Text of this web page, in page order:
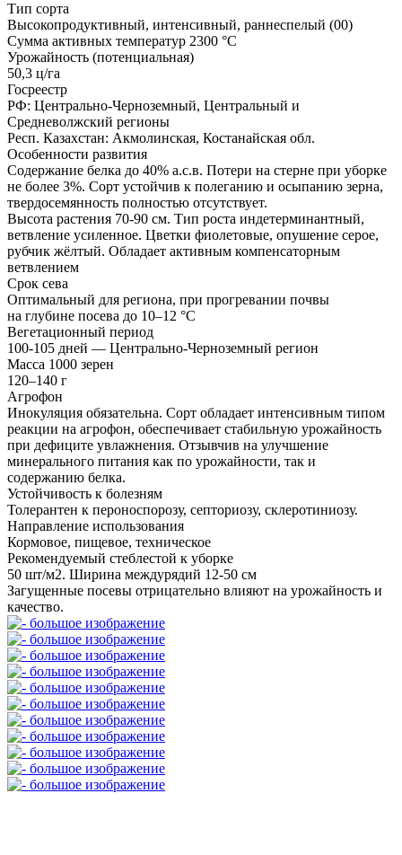
Тип сорта
Высокопродуктивный, интенсивный, раннеспелый (00)
Сумма активных температур 2300 °C
Урожайность (потенциальная)
50,3 ц/га
Госреестр
РФ: Центрально-Черноземный, Центральный и
Средневолжский регионы
Респ. Казахстан: Акмолинская, Костанайская обл.
Особенности развития
Содержание белка до 40% а.с.в. Потери на стерне при уборке
не более 3%. Сорт устойчив к полеганию и осыпанию зерна,
твердосемянность полностью отсутствует.
Высота растения 70‑90 см. Тип роста индетерминантный,
ветвление усиленное. Цветки фиолетовые, опушение серое,
рубчик жёлтый. Обладает активным компенсаторным
ветвлением
Срок сева
Оптимальный для региона, при прогревании почвы
на глубине посева до 10–12 °С
Вегетационный период
100-105 дней — Центрально-Черноземный регион
Масса 1000 зерен
120–140 г
Агрофон
Инокуляция обязательна. Сорт обладает интенсивным типом
реакции на агрофон, обеспечивает стабильную урожайность
при дефиците увлажнения. Отзывчив на улучшение
минерального питания как по урожайности, так и
содержанию белка.
Устойчивость к болезням
Толерантен к пероноспорозу, септориозу, склеротиниозу.
Направление использования
Кормовое, пищевое, техническое
Рекомендуемый стеблестой к уборке
50 шт/м2. Ширина междурядий 12-50 см
Загущенные посевы отрицательно влияют на урожайность и
качество.